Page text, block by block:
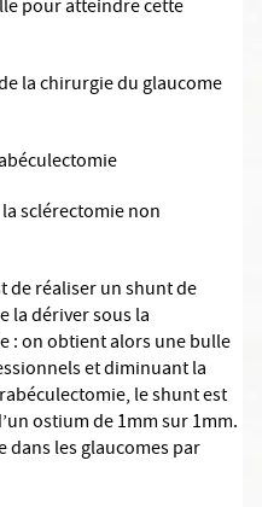
pour atteindre cette
la chirurgie du glaucome
sclérectomie non
de réaliser un shunt de
la dériver sous la
: on obtient alors une bulle
et diminuant la
le shunt est
ostium de 1mm sur 1mm.
les glaucomes par